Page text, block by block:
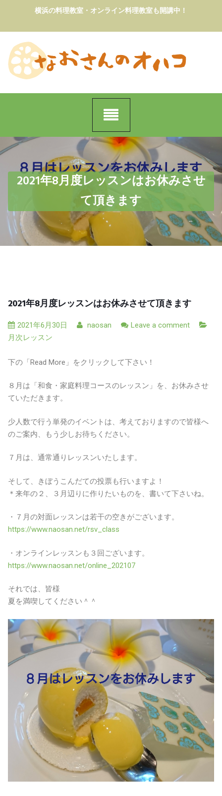
content
横浜の料理教室・オンライン料理教室も開講中！
2021年8月度レッスンはお休みさせ
て頂きます
2021年8月度レッスンはお休みさせて頂きます
2021年6月30日 naosan
Leave a comment
月次レッスン
下の「Read More」をクリックして下さい！
８月は「和食・家庭料理コースのレッスン」を、お休みさせ
ていただきます。
少人数で行う単発のイベントは、考えておりますので皆様へ
のご案内、もう少しお待ちください。
７月は、通常通りレッスンいたします。
そして、きぼうこんだての投票も行いますよ！
＊来年の２、３月辺りに作りたいものを、書いて下さいね。
・７月の対面レッスンは若干の空きがございます。
https://www.naosan.net/rsv_class
・オンラインレッスンも３回ございます。
https://www.naosan.net/online_202107
それでは、皆様
夏を満喫してください＾＾